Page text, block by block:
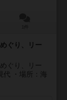
ぐり、リー
ぐり、リー
・場所：海